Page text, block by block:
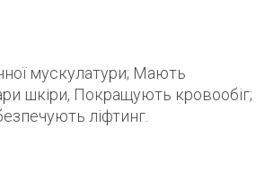
мускулатури; Мають
шкіри, Покращують кровообіг;
ліфтинг.